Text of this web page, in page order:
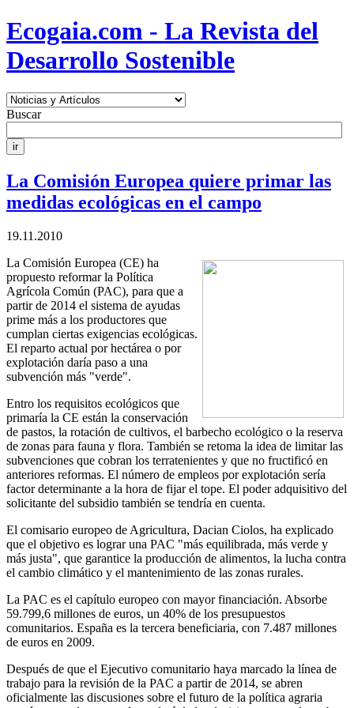
Ecogaia.com - La Revista del
Desarrollo Sostenible
Buscar
La Comisión Europea quiere primar las
medidas ecológicas en el campo
19.11.2010
La Comisión Europea (CE) ha
propuesto reformar la Política
Agrícola Común (PAC), para que a
partir de 2014 el sistema de ayudas
prime más a los productores que
cumplan ciertas exigencias ecológicas.
El reparto actual por hectárea o por
explotación daría paso a una
subvención más "verde".
Entro los requisitos ecológicos que
primaría la CE están la conservación
de pastos, la rotación de cultivos, el barbecho ecológico o la reserva
de zonas para fauna y flora. También se retoma la idea de limitar las
subvenciones que cobran los terratenientes y que no fructificó en
anteriores reformas. El número de empleos por explotación sería
factor determinante a la hora de fijar el tope. El poder adquisitivo del
solicitante del subsidio también se tendría en cuenta.
El comisario europeo de Agricultura, Dacian Ciolos, ha explicado
que el objetivo es lograr una PAC "más equilibrada, más verde y
más justa", que garantice la producción de alimentos, la lucha contra
el cambio climático y el mantenimiento de las zonas rurales.
La PAC es el capítulo europeo con mayor financiación. Absorbe
59.799,6 millones de euros, un 40% de los presupuestos
comunitarios. España es la tercera beneficiaria, con 7.487 millones
de euros en 2009.
Después de que el Ejecutivo comunitario haya marcado la línea de
trabajo para la revisión de la PAC a partir de 2014, se abren
oficialmente las discusiones sobre el futuro de la política agraria